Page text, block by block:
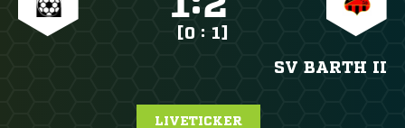
[0 : 1]
SV BARTH II
LIVETICKER